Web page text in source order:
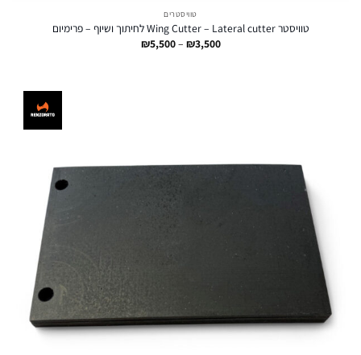
טוויסטרים
טוויסטר Wing Cutter – Lateral cutter לחיתוך ושיוף – פרימיום
₪3,500
–
₪5,500 טווח